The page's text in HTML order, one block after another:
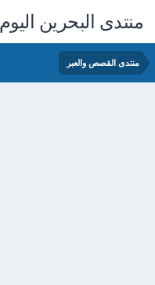
منتدى البحرين اليوم
منتدى القصص والعبر